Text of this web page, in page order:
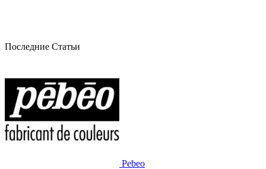
Последние Статьи
Pebeo